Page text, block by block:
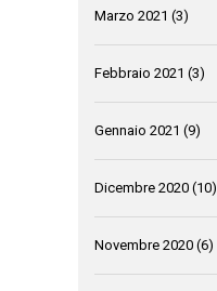
Marzo 2021 (3)
Febbraio 2021 (3)
Gennaio 2021 (9)
Dicembre 2020 (10)
Novembre 2020 (6)